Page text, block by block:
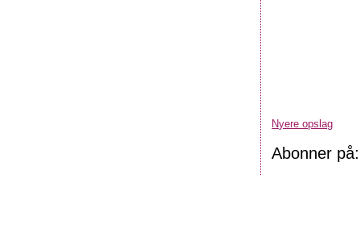
Nyere opslag
Abonner